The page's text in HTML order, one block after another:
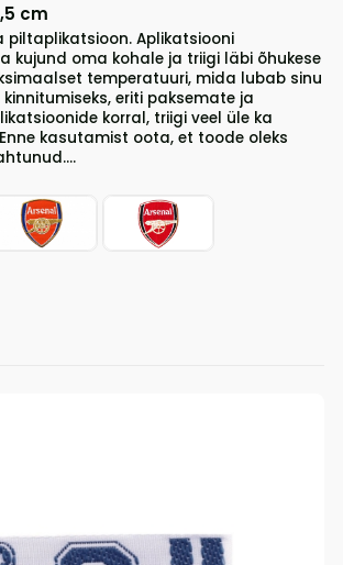
cm
piltaplikatsioon. Aplikatsiooni
kujund oma kohale ja triigi läbi õhukese
temperatuuri, mida lubab sinu
eriti paksemate ja
korral, triigi veel üle ka
kasutamist oota, et toode oleks